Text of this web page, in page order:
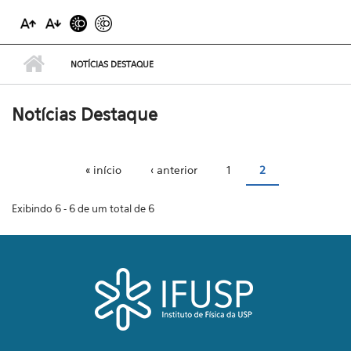
NOTÍCIAS DESTAQUE
Notícias Destaque
« início ‹ anterior 1 2
Exibindo 6 - 6 de um total de 6